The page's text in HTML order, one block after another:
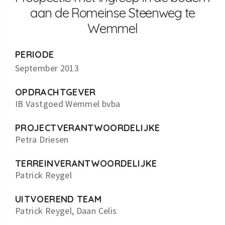
aan de Romeinse Steenweg te
Wemmel
PERIODE
September 2013
OPDRACHTGEVER
IB Vastgoed Wemmel bvba
PROJECTVERANTWOORDELIJKE
Petra Driesen
TERREINVERANTWOORDELIJKE
Patrick Reygel
UITVOEREND TEAM
Patrick Reygel, Daan Celis